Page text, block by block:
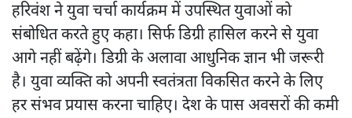
हरिवंश ने युवा चर्चा कार्यक्रम में उपस्थित युवाओं को
संबोधित करते हुए कहा। सिर्फ डिग्री हासिल करने से युवा
आगे नहीं बढ़ेंगे। डिग्री के अलावा आधुनिक ज्ञान भी जरूरी
है। युवा व्यक्ति को अपनी स्वतंत्रता विकसित करने के लिए
हर संभव प्रयास करना चाहिए। देश के पास अवसरों की कमी